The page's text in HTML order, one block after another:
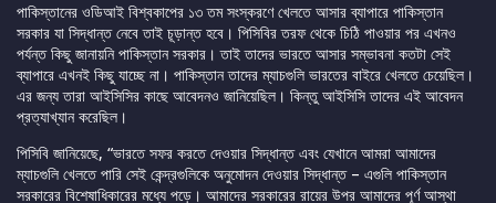
পাকিস্তানের ওডিআই বিশ্বকাপের ১৩ তম সংস্করণে খেলতে আসার ব্যাপারে পাকিস্তান
সরকার যা সিদ্ধান্ত নেবে তাই চূড়ান্ত হবে। পিসিবির তরফ থেকে চিঠি পাওয়ার পর এখনও
পর্যন্ত কিছু জানায়নি পাকিস্তান সরকার। তাই তাদের ভারতে আসার সম্ভাবনা কতটা সেই
ব্যাপারে এখনই কিছু যাচ্ছে না। পাকিস্তান তাদের ম্যাচগুলি ভারতের বাইরে খেলতে চেয়েছিল।
এর জন্য তারা আইসিসির কাছে আবেদনও জানিয়েছিল। কিন্তু আইসিসি তাদের এই আবেদন
প্রত্যাখ্যান করেছিল।
পিসিবি জানিয়েছে, “ভারতে সফর করতে দেওয়ার সিদ্ধান্ত এবং যেখানে আমরা আমাদের
ম্যাচগুলি খেলতে পারি সেই কেন্দ্রগুলিকে অনুমোদন দেওয়ার সিদ্ধান্ত – এগুলি পাকিস্তান
সরকারের বিশেষাধিকারের মধ্যে পড়ে। আমাদের সরকারের রায়ের উপর আমাদের পূর্ণ আস্থা